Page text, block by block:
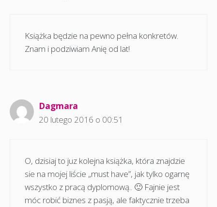
Książka będzie na pewno pełna konkretów.
Znam i podziwiam Anię od lat!
Dagmara
20 lutego 2016 o 00:51
O, dzisiaj to juz kolejna książka, która znajdzie
sie na mojej liście „must have”, jak tylko ogarnę
wszystko z pracą dyplomową.. 🙂 Fajnie jest
móc robić biznes z pasją, ale faktycznie trzeba